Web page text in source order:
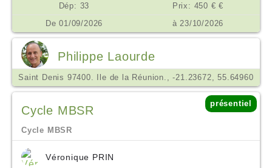
Dép: 33
Prix: 450 € €
De 01/09/2026
à 23/10/2026
Philippe Laourde
Saint Denis 97400. Ile de la Réunion., -21.23672, 55.64960
Cycle MBSR
présentiel
Cycle MBSR
Véronique PRIN